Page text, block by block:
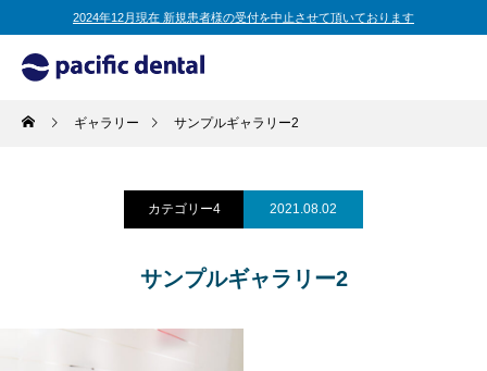
2024年12月現在 新規患者様の受付を中止させて頂いております
ギャラリー サンプルギャラリー2
カテゴリー4 2021.08.02
サンプルギャラリー2